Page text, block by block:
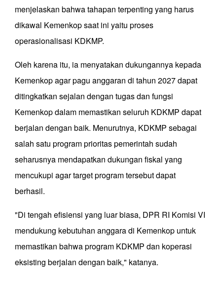
menjelaskan bahwa tahapan terpenting yang harus
dikawal Kemenkop saat ini yaitu proses
operasionalisasi KDKMP.
Oleh karena itu, ia menyatakan dukungannya kepada
Kemenkop agar pagu anggaran di tahun 2027 dapat
ditingkatkan sejalan dengan tugas dan fungsi
Kemenkop dalam memastikan seluruh KDKMP dapat
berjalan dengan baik. Menurutnya, KDKMP sebagai
salah satu program prioritas pemerintah sudah
seharusnya mendapatkan dukungan fiskal yang
mencukupi agar target program tersebut dapat
berhasil.
"Di tengah efisiensi yang luar biasa, DPR RI Komisi VI
mendukung kebutuhan anggara di Kemenkop untuk
memastikan bahwa program KDKMP dan koperasi
eksisting berjalan dengan baik," katanya.